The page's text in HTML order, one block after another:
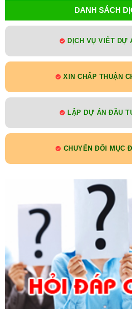
DANH SÁCH
DỊCH VỤ VIÊT DỰ
XIN CHẤP THUẬN
LẬP DỰ ÁN ĐẦU
CHUYỂN ĐỔI MỤC